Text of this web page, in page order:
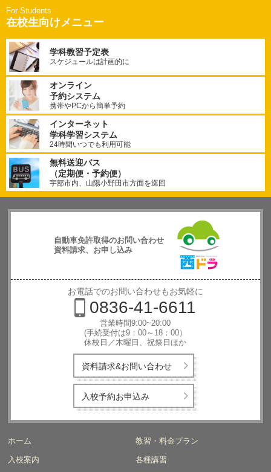
在校生向けメニュー
学科教習予定表
スケジュールは計画的に
オンライン
予約システム
携帯やPCから簡単予約
インターネット
学科学習システム
24時間いつでも利用可能
無料送迎バス
（定期便・予約便）
宇部市内、山陽小野田市方面を巡回
自動車免許取得のお問い合わせ
資料請求、お申し込み
西日本自動
車学校
お電話でのお問い合わせもお気軽に
0836-41-6611
営業時間9:00~20:00
(手続受付は9：00～18：00）
休校日／木曜日、祝祭日ほか
資料請求&お問い合わせ
入校予約お申込み
ホーム 教習・料金プラン
入校案内 各種講習